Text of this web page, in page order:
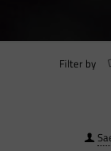
Filter by